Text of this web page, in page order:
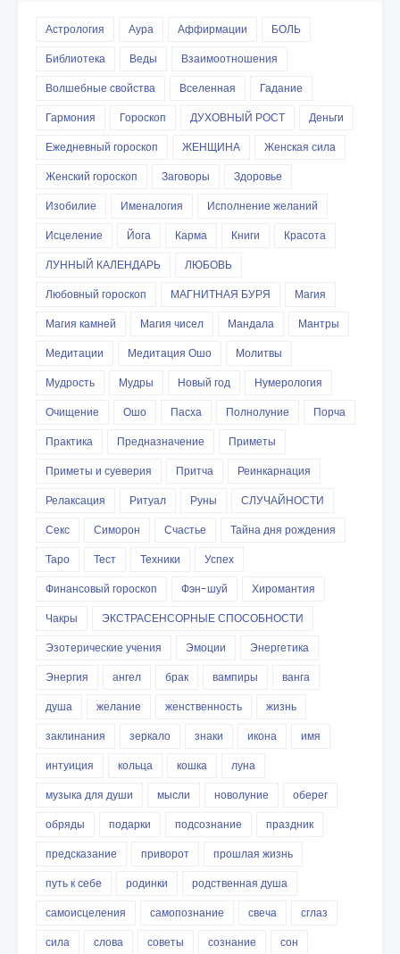
Астрология Аура Аффирмации
БОЛЬ
Библиотека
Веды
Взаимоотношения
Волшебные свойства
Вселенная
Гадание
Гармония
Гороскоп ДУХОВНЫЙ РОСТ
Деньги
Ежедневный гороскоп
ЖЕНЩИНА
Женская сила
Женский гороскоп
Заговоры
Здоровье
Изобилие
Именалогия
Исполнение желаний
Исцеление
Йога Карма Книги
Красота
ЛУННЫЙ КАЛЕНДАРЬ
ЛЮБОВЬ
Любовный гороскоп
МАГНИТНАЯ БУРЯ
Магия
Магия камней
Магия чисел Мандала
Мантры
Медитации
Медитация Ошо
Молитвы
Мудрость
Мудры Новый год
Нумерология
Очищение
Ошо Пасха Полнолуние
Порча
Практика
Предназначение
Приметы
Приметы и суеверия
Притча
Реинкарнация
Релаксация
Ритуал Руны
СЛУЧАЙНОСТИ
Секс
Симорон Счастье
Тайна дня рождения
Таро
Тест Техники
Успех
Финансовый гороскоп
Фэн-шуй
Хиромантия
Чакры
ЭКСТРАСЕНСОРНЫЕ СПОСОБНОСТИ
Эзотерические учения
Эмоции
Энергетика
Энергия
ангел брак вампиры
ванга
душа
желание женственность
жизнь
заклинания
зеркало знаки икона
имя
интуиция
кольца кошка
луна
музыка для души
мысли новолуние
оберег
обряды
подарки подсознание
праздник
предсказание
приворот
прошлая жизнь
путь к себе
родинки
родственная душа
самоисцеления
самопознание свеча
сглаз
сила
слова советы сознание
сон